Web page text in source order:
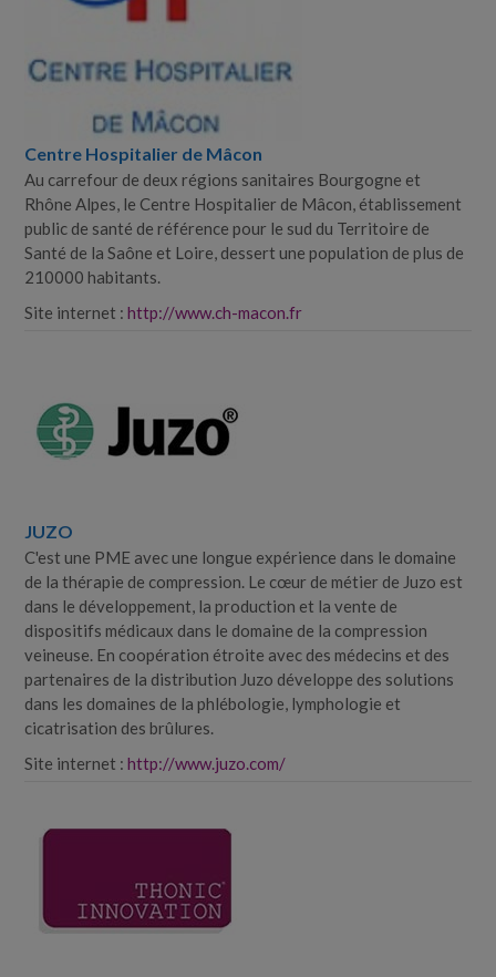
Centre Hospitalier de Mâcon
Au carrefour de deux régions sanitaires Bourgogne et
Rhône Alpes, le Centre Hospitalier de Mâcon, établissement
public de santé de référence pour le sud du Territoire de
Santé de la Saône et Loire, dessert une population de plus de
210000 habitants.
Site internet :http://www.ch-macon.fr
JUZO
C'est une PME avec une longue expérience dans le domaine
de la thérapie de compression. Le cœur de métier de Juzo est
dans le développement, la production et la vente de
dispositifs médicaux dans le domaine de la compression
veineuse. En coopération étroite avec des médecins et des
partenaires de la distribution Juzo développe des solutions
dans les domaines de la phlébologie, lymphologie et
cicatrisation des brûlures.
Site internet :http://www.juzo.com/